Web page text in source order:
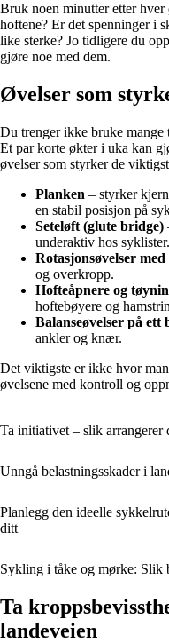
Bruk noen minutter etter
hoftene? Er det spenninger i
like sterke? Jo tidligere du
gjøre noe med dem.
Øvelser som
Du trenger ikke bruke mange
Et par korte økter i uka kan
øvelser som styrker de
Planken – styrker
en stabil posisjon på
Seteløft (glute bridge)
underaktiv hos syklister.
Rotasjonsøvelser
og overkropp.
Hofteåpnere og
hoftebøyere og
Balanseøvelser på ett
ankler og knær.
Det viktigste er ikke hvor
øvelsene med kontroll og
Ta initiativet – slik arrangerer
Unngå belastningsskader i
Planlegg den ideelle
ditt
Sykling i tåke og mørke: Slik
Ta
landeveien